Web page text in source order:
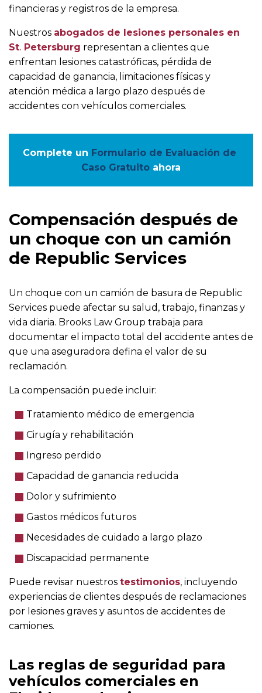
financieras y registros de la empresa.
Nuestros abogados de lesiones personales en
St. Petersburg representan a clientes que
enfrentan lesiones catastróficas, pérdida de
capacidad de ganancia, limitaciones físicas y
atención médica a largo plazo después de
accidentes con vehículos comerciales.
Complete un Formulario de Evaluación de
Caso Gratuito ahora
Compensación después de
un choque con un camión
de Republic Services
Un choque con un camión de basura de Republic
Services puede afectar su salud, trabajo, finanzas y
vida diaria. Brooks Law Group trabaja para
documentar el impacto total del accidente antes de
que una aseguradora defina el valor de su
reclamación.
La compensación puede incluir:
Tratamiento médico de emergencia
Cirugía y rehabilitación
Ingreso perdido
Capacidad de ganancia reducida
Dolor y sufrimiento
Gastos médicos futuros
Necesidades de cuidado a largo plazo
Discapacidad permanente
Puede revisar nuestros testimonios, incluyendo
experiencias de clientes después de reclamaciones
por lesiones graves y asuntos de accidentes de
camiones.
Las reglas de seguridad para
vehículos comerciales en